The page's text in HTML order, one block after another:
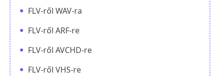
FLV-ről WAV-ra
FLV-ről ARF-re
FLV-ről AVCHD-re
FLV-ről VHS-re